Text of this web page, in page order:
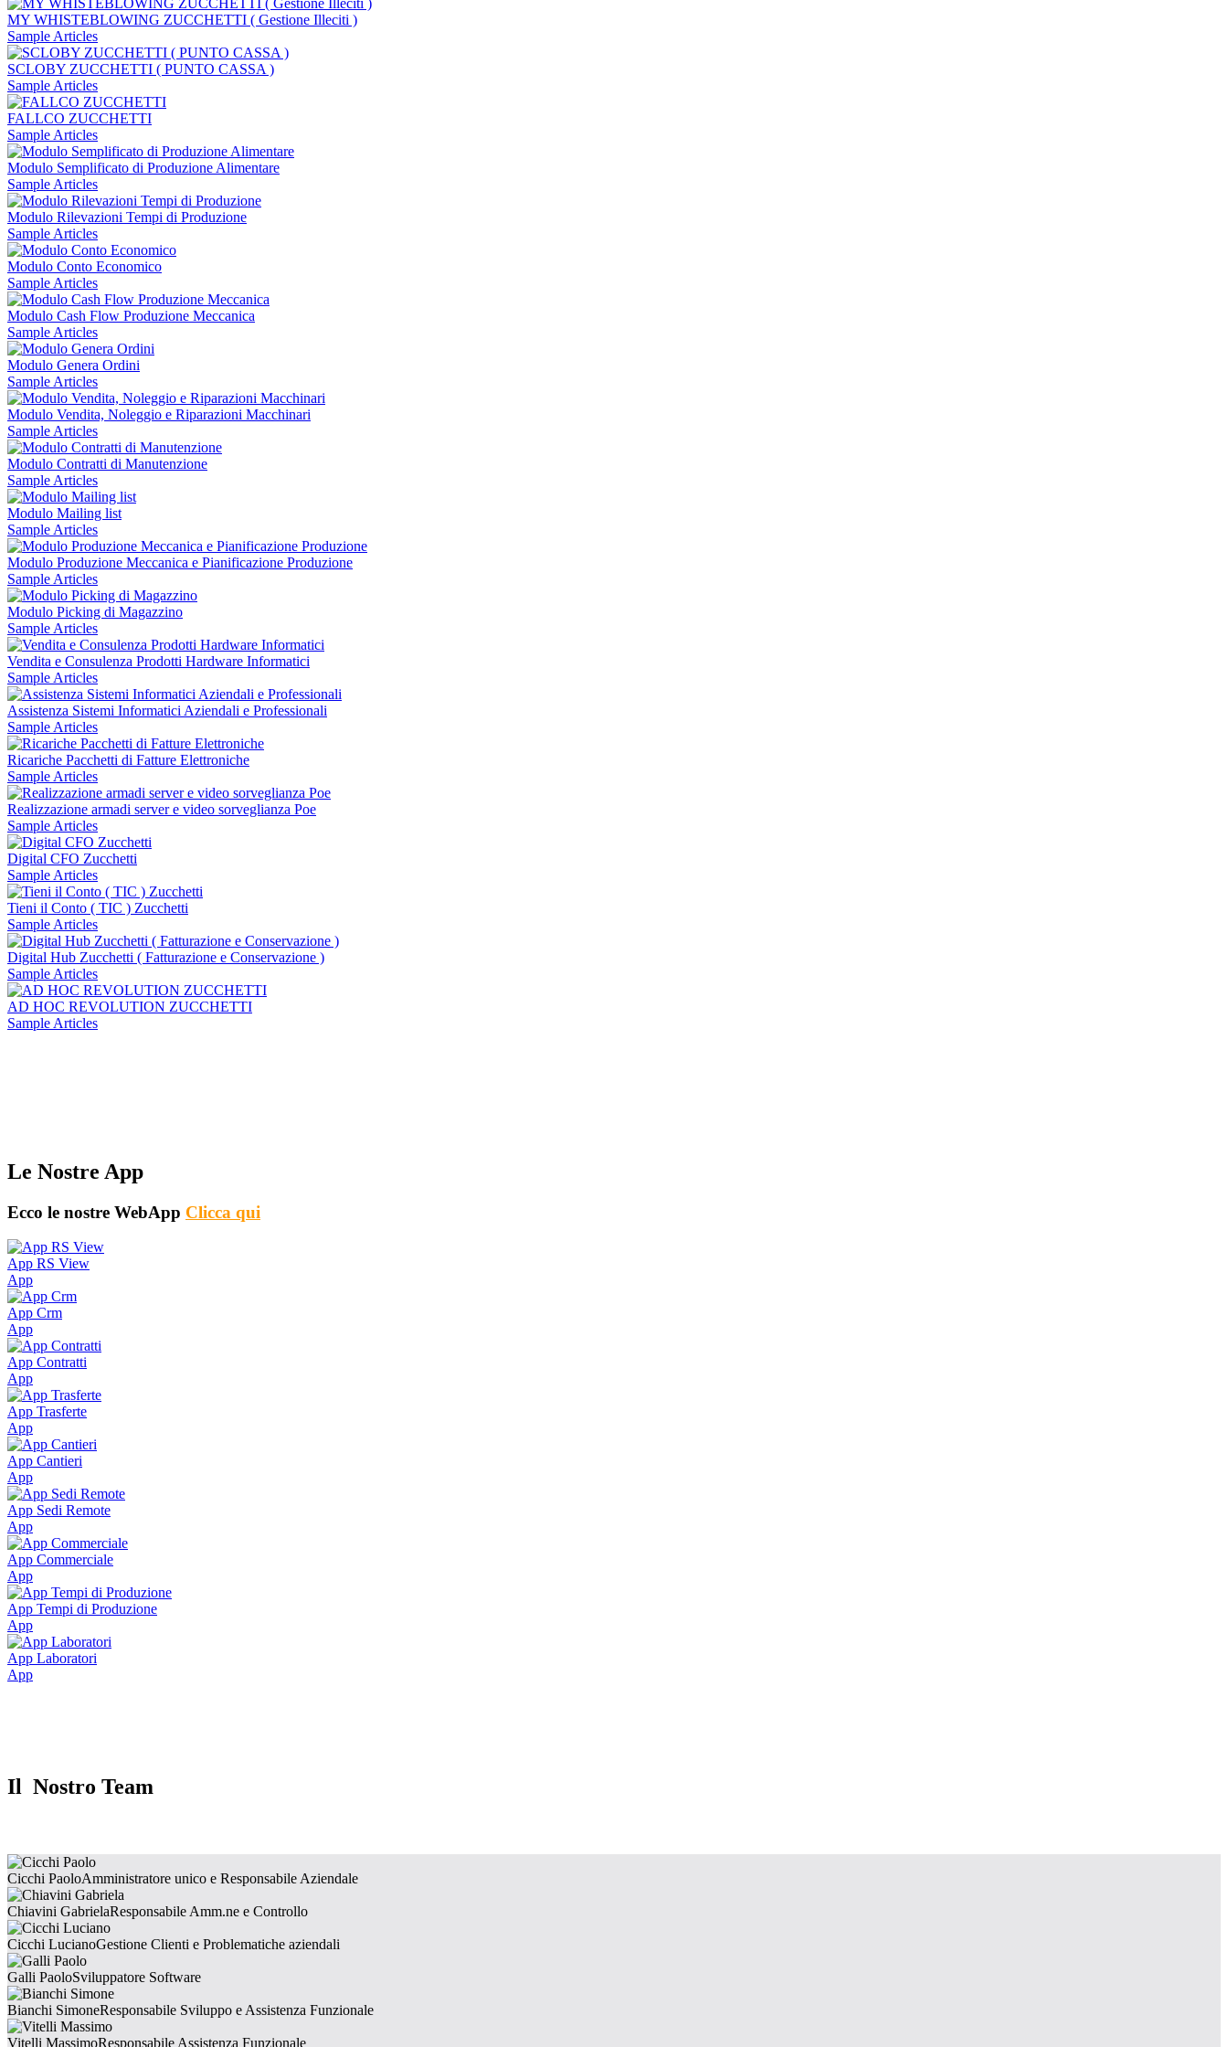
MY WHISTEBLOWING ZUCCHETTI ( Gestione Illeciti )
Sample Articles
SCLOBY ZUCCHETTI ( PUNTO CASSA )
Sample Articles
FALLCO ZUCCHETTI
Sample Articles
Modulo Semplificato di Produzione Alimentare
Sample Articles
Modulo Rilevazioni Tempi di Produzione
Sample Articles
Modulo Conto Economico
Sample Articles
Modulo Cash Flow Produzione Meccanica
Sample Articles
Modulo Genera Ordini
Sample Articles
Modulo Vendita, Noleggio e Riparazioni Macchinari
Sample Articles
Modulo Contratti di Manutenzione
Sample Articles
Modulo Mailing list
Sample Articles
Modulo Produzione Meccanica e Pianificazione Produzione
Sample Articles
Modulo Picking di Magazzino
Sample Articles
Vendita e Consulenza Prodotti Hardware Informatici
Sample Articles
Assistenza Sistemi Informatici Aziendali e Professionali
Sample Articles
Ricariche Pacchetti di Fatture Elettroniche
Sample Articles
Realizzazione armadi server e video sorveglianza Poe
Sample Articles
Digital CFO Zucchetti
Sample Articles
Tieni il Conto ( TIC ) Zucchetti
Sample Articles
Digital Hub Zucchetti ( Fatturazione e Conservazione )
Sample Articles
AD HOC REVOLUTION ZUCCHETTI
Sample Articles
Le Nostre App
Ecco le nostre WebApp Clicca qui
App RS View
App
App Crm
App
App Contratti
App
App Trasferte
App
App Cantieri
App
App Sedi Remote
App
App Commerciale
App
App Tempi di Produzione
App
App Laboratori
App
Il Nostro Team
Cicchi PaoloAmministratore unico e Responsabile Aziendale
Chiavini GabrielaResponsabile Amm.ne e Controllo
Cicchi LucianoGestione Clienti e Problematiche aziendali
Galli PaoloSviluppatore Software
Bianchi SimoneResponsabile Sviluppo e Assistenza Funzionale
Vitelli MassimoResponsabile Assistenza Funzionale